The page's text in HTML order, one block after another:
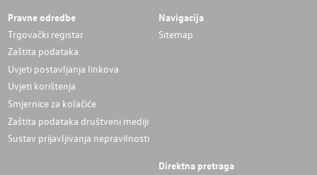
Pravne odredbe
Trgovački registar
Zaštita podataka
Uvjeti postavljanja linkova
Uvjeti korištenja
Smjernice za kolačiće
Zaštita podataka društveni mediji
Sustav prijavljivanja nepravilnosti
Navigacija
Sitemap
Direktna pretraga